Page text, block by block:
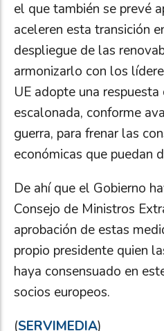
el que también se prevé
aceleren esta transición
despliegue de las
armonizarlo con los
UE adopte una
escalonada, conforme
guerra, para frenar las
económicas que puedan
De ahí que el Gobierno
Consejo de Ministros
aprobación de estas
propio presidente quien
haya consensuado en
socios europeos.
(SERVIMEDIA)